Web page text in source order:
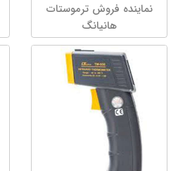
نماینده فروش ترموستات
هانیانگ